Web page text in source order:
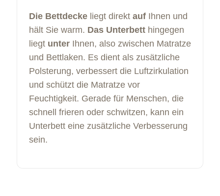
Die Bettdeckeliegt direkt aufIhnen und
hält Sie warm. Das Unterbetthingegen
liegt unterIhnen, also zwischen Matratze
und Bettlaken. Es dient als zusätzliche
Polsterung, verbessert die Luftzirkulation
und schützt die Matratze vor
Feuchtigkeit. Gerade für Menschen, die
schnell frieren oder schwitzen, kann ein
Unterbett eine zusätzliche Verbesserung
sein.